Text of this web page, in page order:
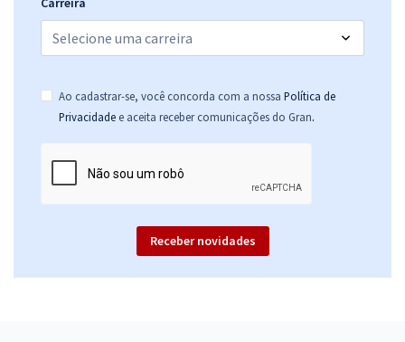
Ao cadastrar-se, você concorda com a nossa Política de
Privacidade e aceita receber comunicações do Gran.
Receber novidades